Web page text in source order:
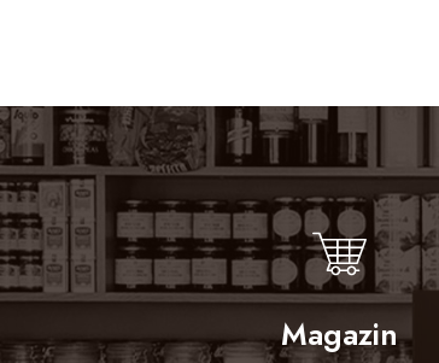
Magazin